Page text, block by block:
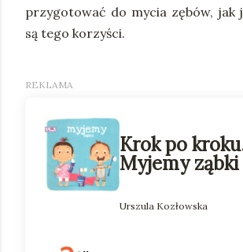
przygotować do mycia zębów, jak
są tego korzyści.